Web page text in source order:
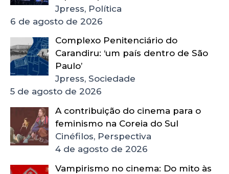
Jpress, Política
6 de agosto de 2026
Complexo Penitenciário do
Carandiru: ‘um país dentro de São
Paulo’
Jpress, Sociedade
5 de agosto de 2026
A contribuição do cinema para o
feminismo na Coreia do Sul
Cinéfilos, Perspectiva
4 de agosto de 2026
Vampirismo no cinema: Do mito às